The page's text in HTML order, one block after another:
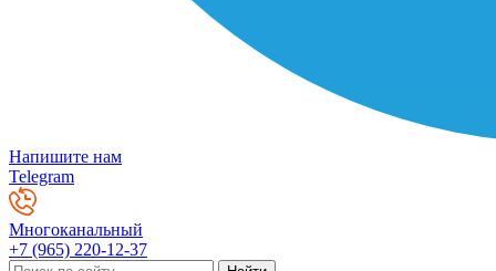
Напишите нам
Telegram
Многоканальный
+7 (965) 220-12-37